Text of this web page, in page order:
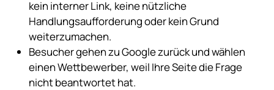
kein interner Link, keine nützliche
Handlungsaufforderung oder kein Grund
weiterzumachen.
Besucher gehen zu Google zurück und wählen
einen Wettbewerber, weil Ihre Seite die Frage
nicht beantwortet hat.